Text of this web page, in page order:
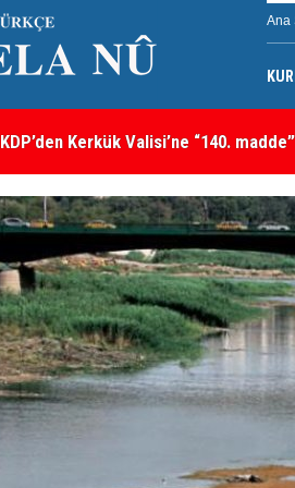
Ana
Kerkük’te Kürt partilerden 7 maddelik